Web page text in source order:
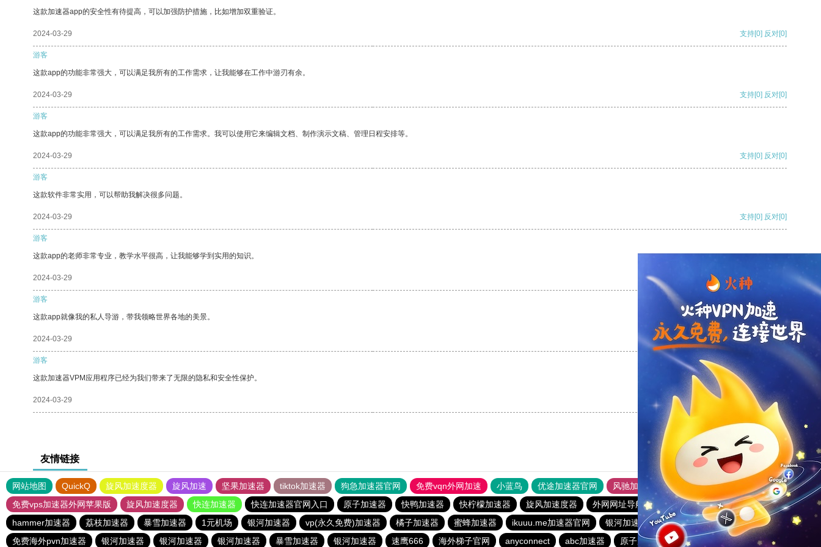
这款加速器app的安全性有待提高，可以加强防护措施，比如增加双重验证。
2024-03-29 支持[0] 反对[0]
游客
这款app的功能非常强大，可以满足我所有的工作需求，让我能够在工作中游刃有余。
2024-03-29 支持[0] 反对[0]
游客
这款app的功能非常强大，可以满足我所有的工作需求。我可以使用它来编辑文档、制作演示文稿、管理日程安排等。
2024-03-29 支持[0] 反对[0]
游客
这款软件非常实用，可以帮助我解决很多问题。
2024-03-29 支持[0] 反对[0]
游客
这款app的老师非常专业，教学水平很高，让我能够学到实用的知识。
2024-03-29 支持
游客
这款app就像我的私人导游，带我领略世界各地的美景。
2024-03-29 支持[0] 反对[0]
游客
这款加速器VPM应用程序已经为我们带来了无限的隐私和安全性保护。
2024-03-29 支持[0] 反对[0]
友情链接
网站地图 QuickQ 旋风加速度器 旋风加速 坚果加速器 tiktok加速器 狗急加速器官网 免费vqn外网加速 小蓝鸟 优途加速器官网 风驰加速器
旋风加速器
免费vps加速器外网苹果版
旋风加速度器 快连加速器 快连加速器官网入口 原子加速器 快鸭加速器 快柠檬加速器 旋风加速度器 外网网址导航 软件中心
银河加速器
hammer加速器
荔枝加速器 暴雪加速器 1元机场 银河加速器 vp(永久免费)加速器 橘子加速器 蜜蜂加速器 ikuuu.me加速器官网 银河加速器 1元机场
暴雪加速器
免费海外pvn加速器
银河加速器 银河加速器 银河加速器 暴雪加速器 银河加速器 速鹰666 海外梯子官网 anyconnect abc加速器 原子加速器 银河加速器 番石榴加速器